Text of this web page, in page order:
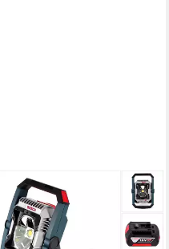
BOSCH PROFESSIONAL
Baustrahler GLI 18V-2200 C
Akku Lampe 18V 2200lm
Bluetooth (0601446501) + 1x